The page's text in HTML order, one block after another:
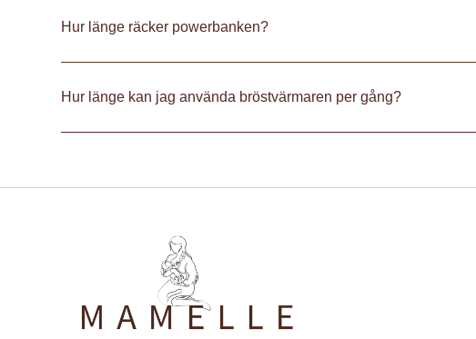
Hur länge räcker powerbanken?
Hur länge kan jag använda bröstvärmaren per gång?